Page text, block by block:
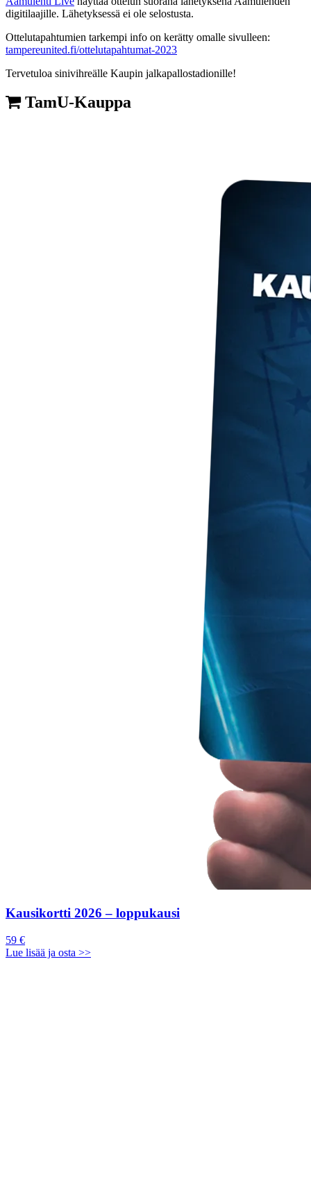
digitilaajille. Lähetyksessä ei ole selostusta.
Ottelutapahtumien tarkempi info on kerätty omalle sivulleen:
tampereunited.fi/ottelutapahtumat-2023
Tervetuloa sinivihreälle Kaupin jalkapallostadionille!
TamU-Kauppa
Kausikortti 2026 – loppukausi
59 €
Lue lisää ja osta >>